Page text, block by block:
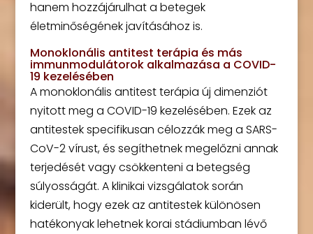
hanem hozzájárulhat a betegek
életminőségének javításához is.
Monoklonális antitest terápia és más
immunmodulátorok alkalmazása a COVID-
19 kezelésében
A monoklonális antitest terápia új dimenziót
nyitott meg a COVID-19 kezelésében. Ezek az
antitestek specifikusan célozzák meg a SARS-
CoV-2 vírust, és segíthetnek megelőzni annak
terjedését vagy csökkenteni a betegség
súlyosságát. A klinikai vizsgálatok során
kiderült, hogy ezek az antitestek különösen
hatékonyak lehetnek korai stádiumban lévő